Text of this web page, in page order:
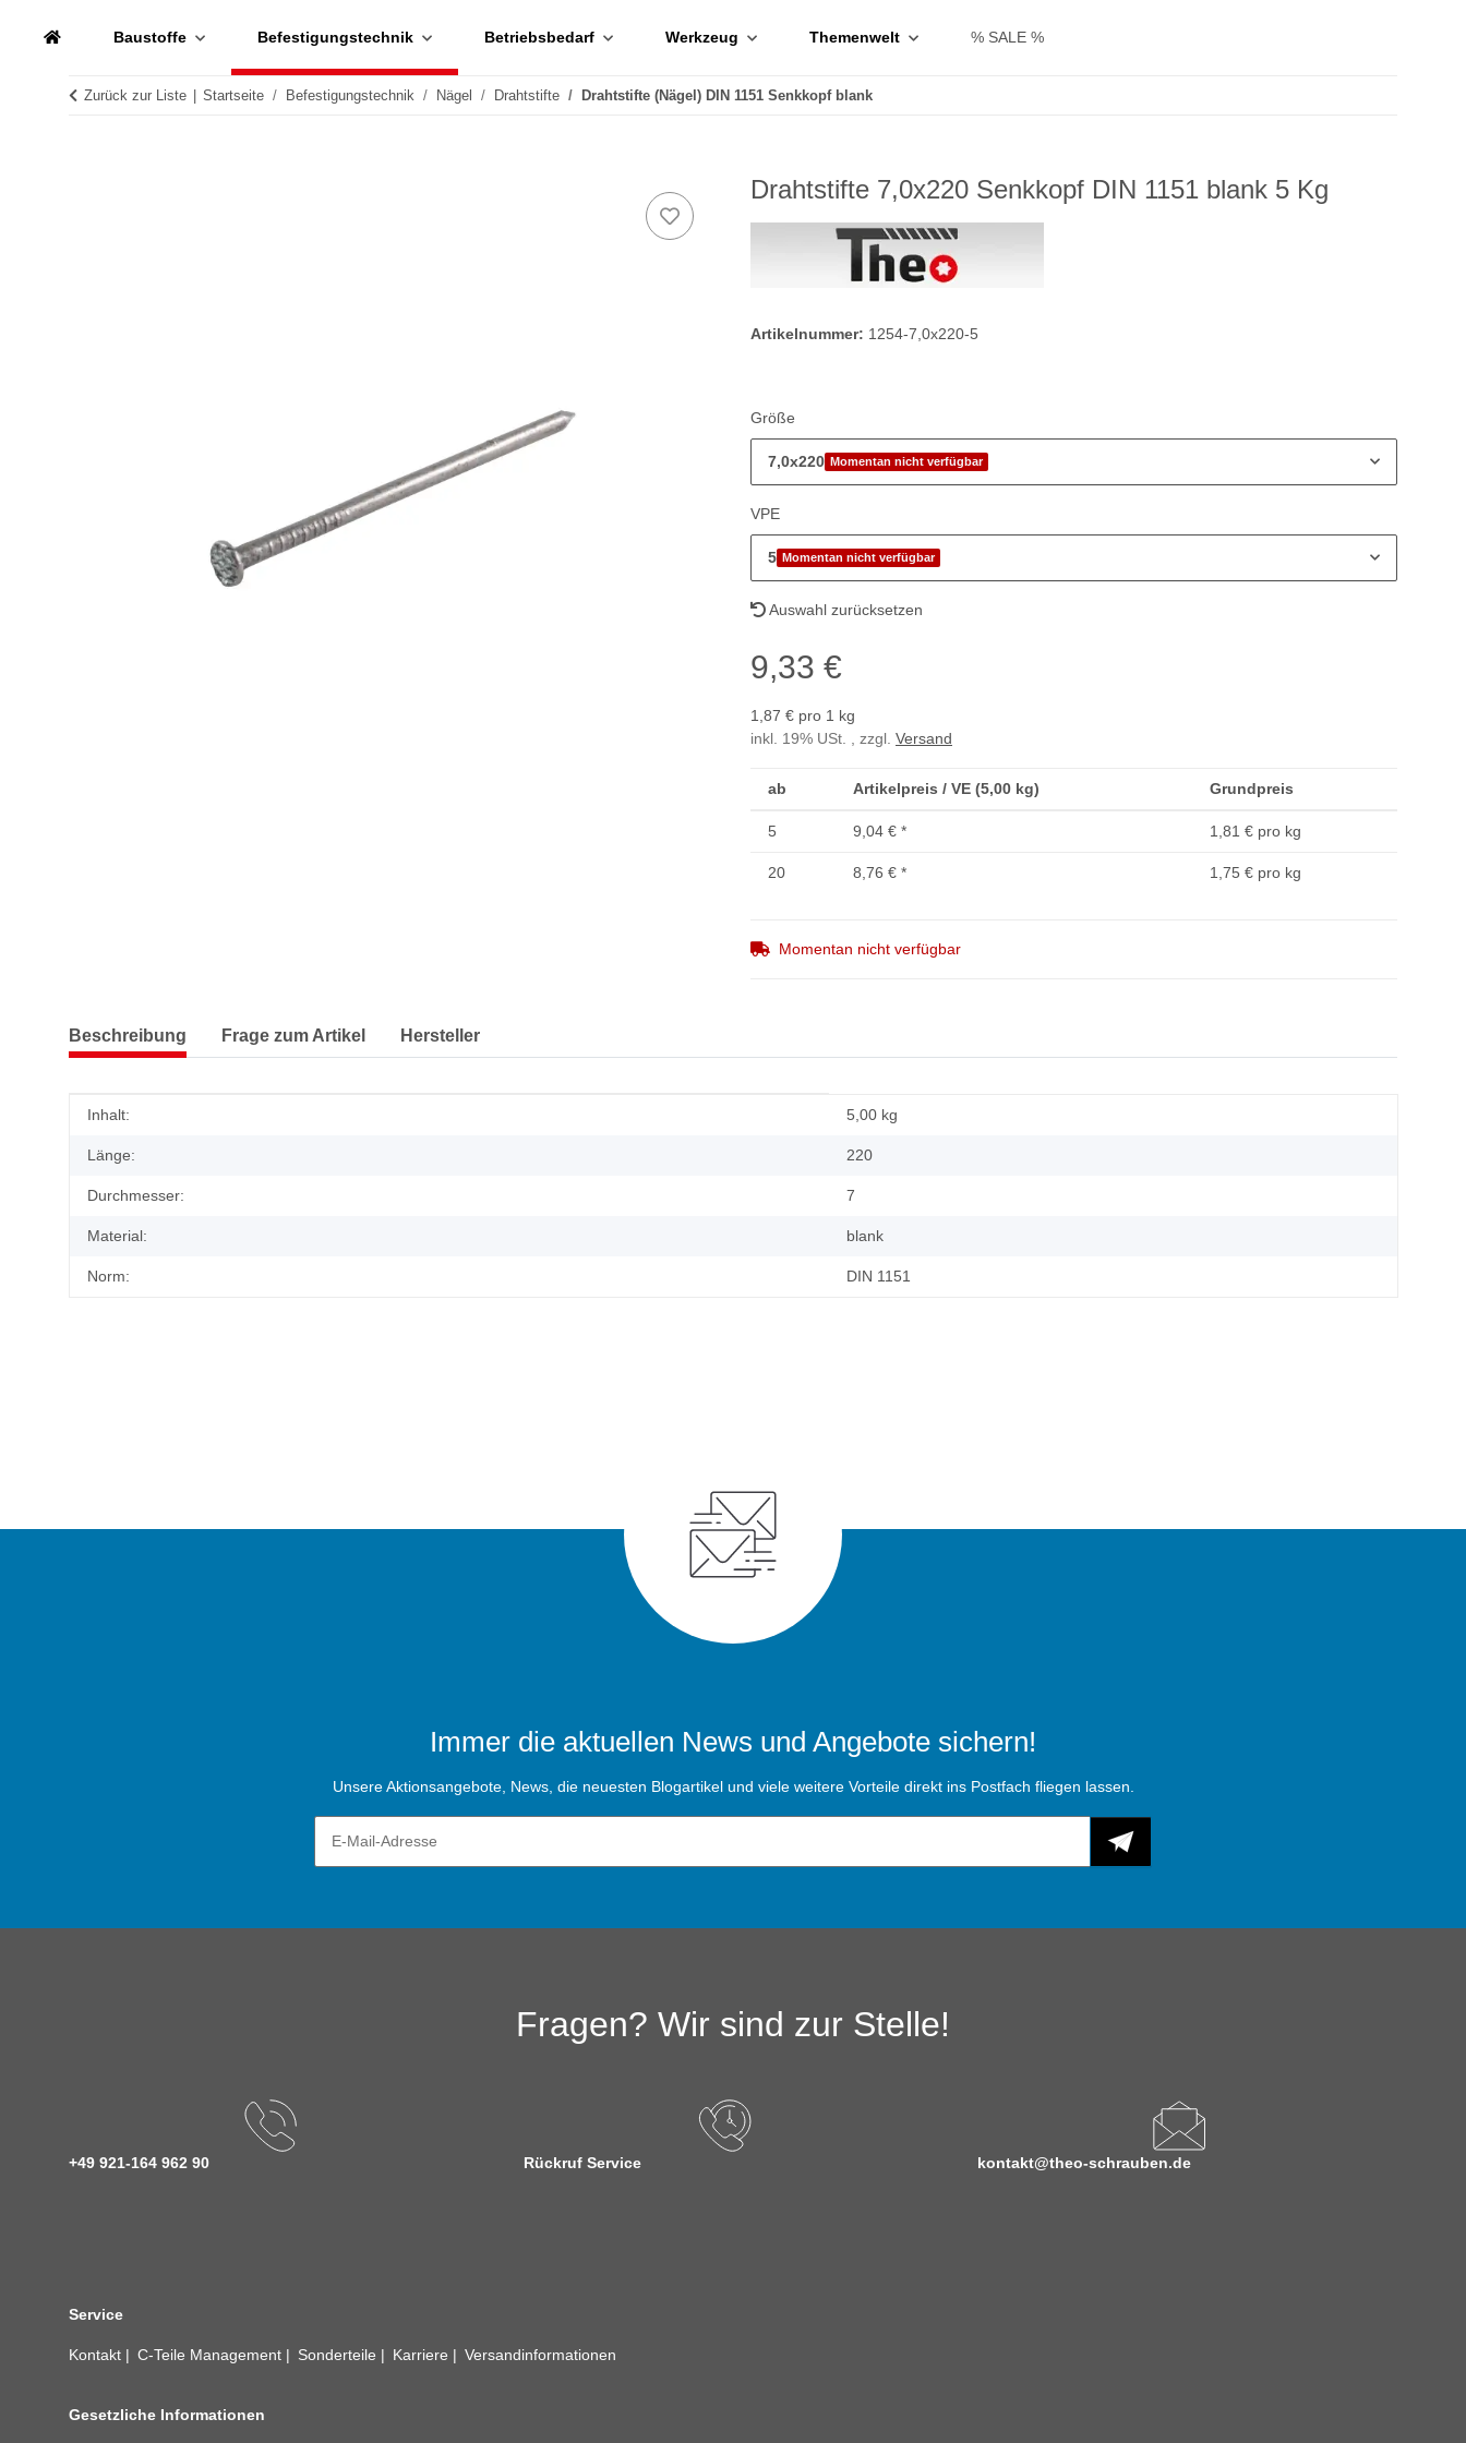
Baustoffe Befestigungstechnik Betriebsbedarf Werkzeug Themenwelt % SALE %
Zurück zur Liste Startseite Befestigungstechnik Nägel Drahtstifte Drahtstifte (Nägel) DIN 1151 Senkkopf blank
Drahtstifte 7,0x220 Senkkopf DIN 1151 blank 5 Kg
Artikelnummer: 1254-7,0x220-5
Größe
7,0x220 Momentan nicht verfügbar
VPE
5 Momentan nicht verfügbar
Auswahl zurücksetzen
9,33 €
1,87 € pro 1 kg
inkl. 19% USt. , zzgl. Versand
ab Artikelpreis / VE (5,00 kg) Grundpreis
5 9,04 € * 1,81 € pro kg
20 8,76 € * 1,75 € pro kg
Momentan nicht verfügbar
Beschreibung Frage zum Artikel Hersteller
Produkteigenschaft
Wert
Inhalt: 5,00 kg
Länge: 220
Durchmesser: 7
Material: blank
Norm: DIN 1151
Immer die aktuellen News und Angebote sichern!
Unsere Aktionsangebote, News, die neuesten Blogartikel und viele weitere Vorteile direkt ins Postfach fliegen lassen.
Fragen? Wir sind zur Stelle!
+49 921-164 962 90 Rückruf Service kontakt@theo-schrauben.de
Service
Kontakt C-Teile Management Sonderteile Karriere Versandinformationen
Gesetzliche Informationen